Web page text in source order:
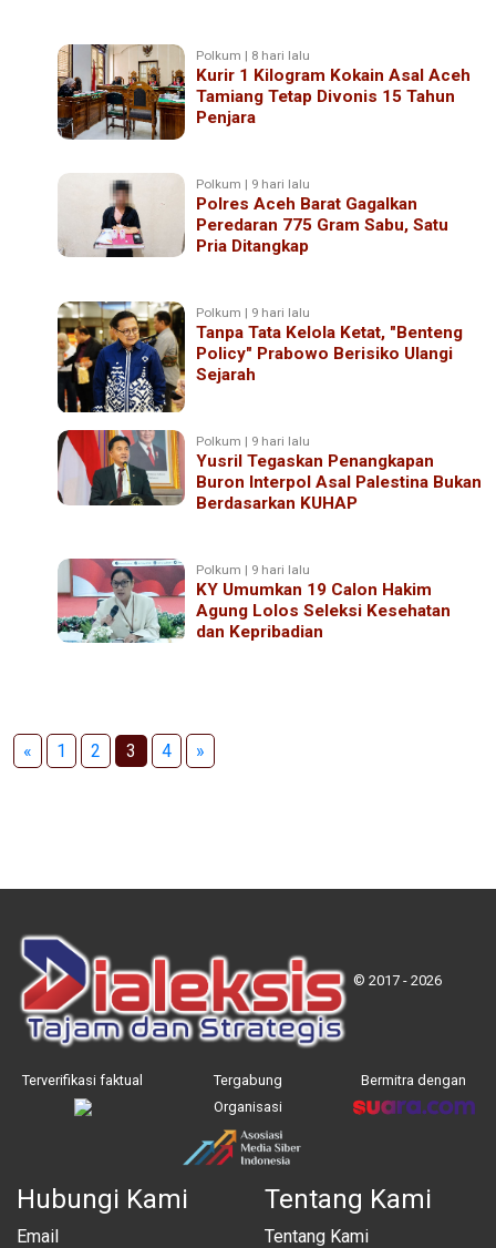
Polkum | 8 hari lalu
Kurir 1 Kilogram Kokain Asal Aceh
Tamiang Tetap Divonis 15 Tahun
Penjara
Polkum | 9 hari lalu
Polres Aceh Barat Gagalkan
Peredaran 775 Gram Sabu, Satu
Pria Ditangkap
Polkum | 9 hari lalu
Tanpa Tata Kelola Ketat, "Benteng
Policy" Prabowo Berisiko Ulangi
Sejarah
Polkum | 9 hari lalu
Yusril Tegaskan Penangkapan
Buron Interpol Asal Palestina Bukan
Berdasarkan KUHAP
Polkum | 9 hari lalu
KY Umumkan 19 Calon Hakim
Agung Lolos Seleksi Kesehatan
dan Kepribadian
« 1 2 3 4 »
© 2017 - 2026
Terverifikasi faktual
Tergabung
Organisasi
Bermitra dengan
Hubungi Kami
Email
Tentang Kami
Tentang Kami